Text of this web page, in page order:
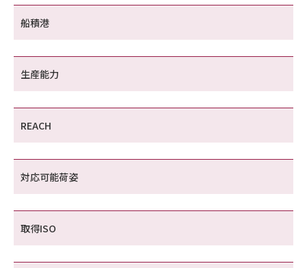
船積港
生産能力
REACH
対応可能荷姿
取得ISO